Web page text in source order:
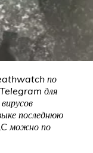
по
Telegram для
последнюю
можно по